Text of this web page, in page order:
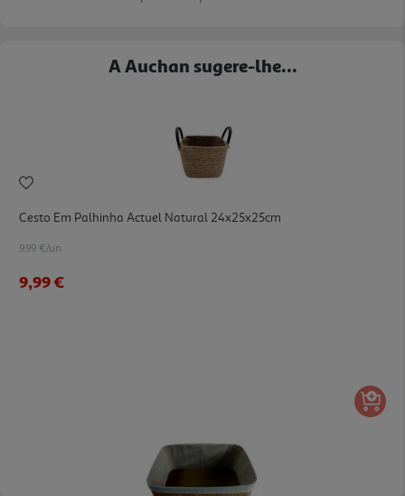
A Auchan sugere-lhe...
Cesto Em Palhinha Actuel Natural 24x25x25cm
9.99 €/un
9,99 €